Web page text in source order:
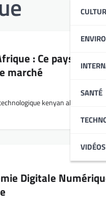
SANTÉ
VIDÉOS
: Ce pays va
marché
kenyan alors que le
Digitale